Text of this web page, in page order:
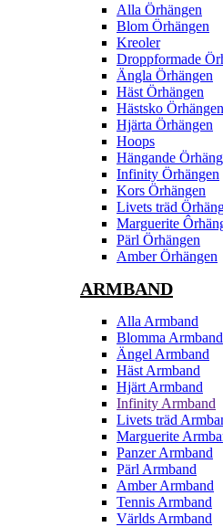
Alla Örhängen
Blom Örhängen
Kreoler
Droppformade
Ängla Örhängen
Häst Örhängen
Hästsko Örhängen
Hjärta Örhängen
Hoops
Hängande
Infinity Örhängen
Kors Örhängen
Livets träd
Marguerite
Pärl Örhängen
Amber Örhängen
ARMBAND
Alla Armband
Blomma Armband
Ängel Armband
Häst Armband
Hjärt Armband
Infinity Armband
Livets träd
Marguerite
Panzer Armband
Pärl Armband
Amber Armband
Tennis Armband
Världs Armband